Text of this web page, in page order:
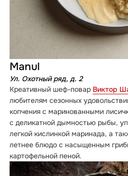
Manul
Ул. Охотный ряд, д. 2
Креативный шеф-повар Виктор
любителям сезонных
копчения с маринованными
с деликатной дымностью рыбы,
легкой кислинкой маринада, а
летнее блюдо с насыщенным
картофельной пеной.